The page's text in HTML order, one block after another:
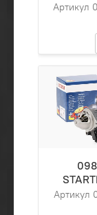
Артикул
Артикул